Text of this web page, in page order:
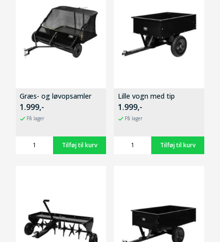
Græs- og løvopsamler
1.999,-
På lager
Lille vogn med tip
1.999,-
På lager